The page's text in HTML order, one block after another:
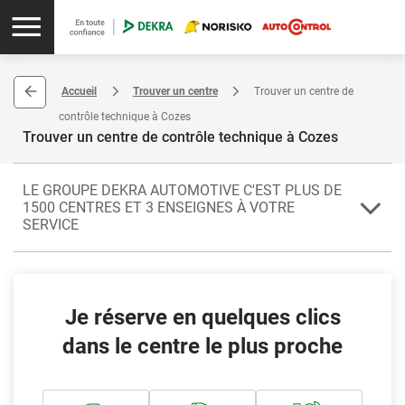
Accueil Trouver un centre
Trouver un centre de
contrôle technique à Cozes
Trouver un centre de contrôle technique à Cozes
LE GROUPE DEKRA AUTOMOTIVE C'EST PLUS DE
1500 CENTRES ET 3 ENSEIGNES À VOTRE
SERVICE
dans le département de la Charente-Maritime (17). Elle compte
parmi les localités de la région Nouvelle Aquitaine.
Faites confiance à votre centre si vous avez besoin de contrôler un
(contrôle technique périodique et accès aux documents de vente en
Je réserve en quelques clics
dans le centre le plus proche